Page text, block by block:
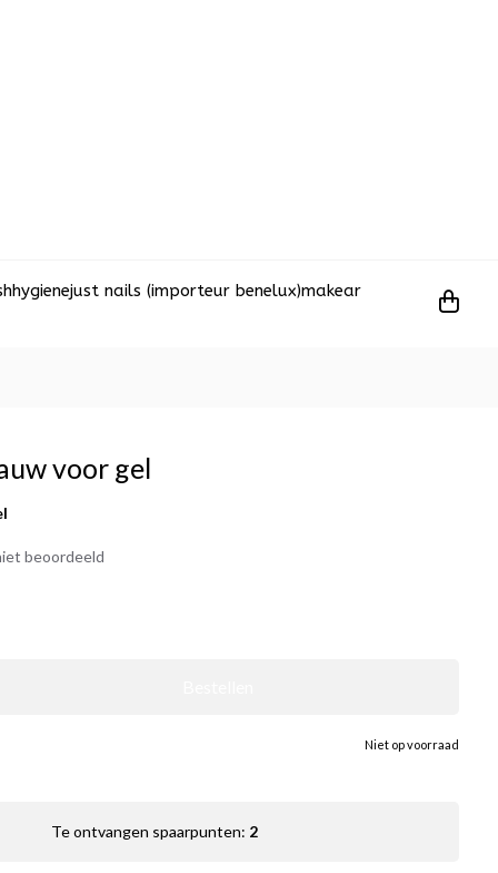
hygienejust nails (importeur benelux)makear
voor gel
beoordeeld
Niet op voorraad
Te ontvangen spaarpunten: 2